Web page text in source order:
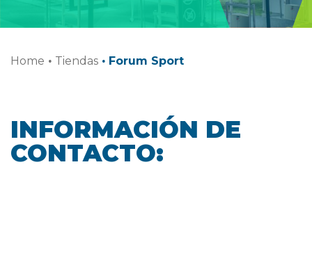
Home · Tiendas · Forum Sport
INFORMACIÓN DE
CONTACTO: